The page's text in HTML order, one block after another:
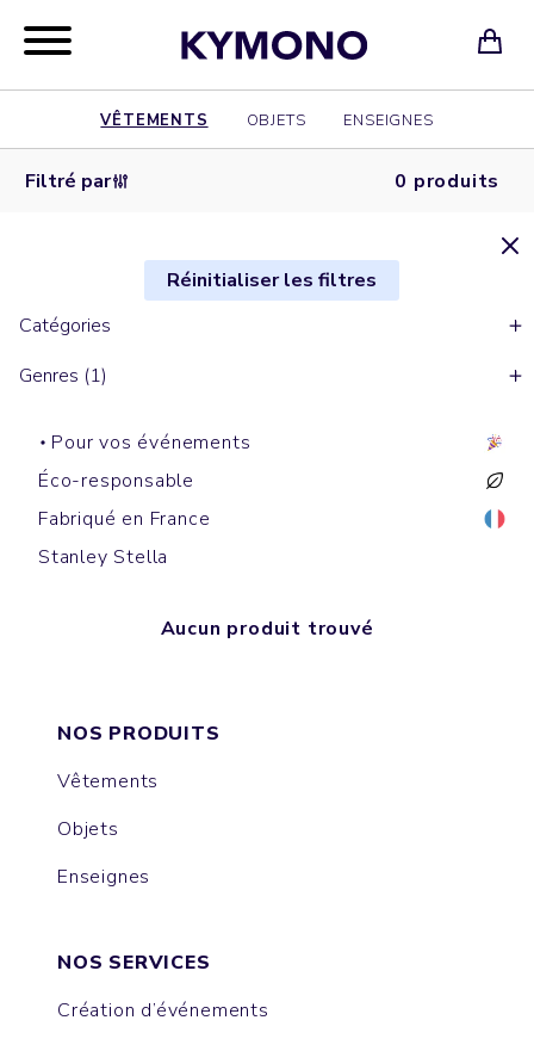
VÊTEMENTS OBJETS ENSEIGNES
Filtré par 0 produits
Réinitialiser les filtres
Catégories
Genres (1)
Pour vos événements
Éco-responsable
Fabriqué en France
Stanley Stella
Aucun produit trouvé
NOS PRODUITS
Vêtements
Objets
Enseignes
NOS SERVICES
Création d’événements